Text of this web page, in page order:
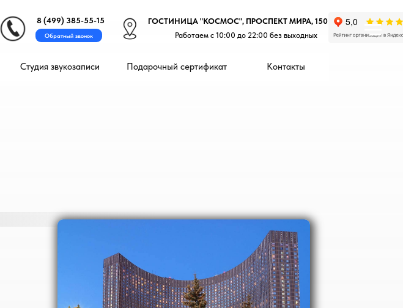
Студия звукозаписи Подарочный сертификат Контакты
ГОСТИНИЦА "КОСМОС", ПРОСПЕКТ МИРА, 150
Работаем с 10:00 до 22:00 без выходных
8 (499) 385-55-15
Обратный звонок